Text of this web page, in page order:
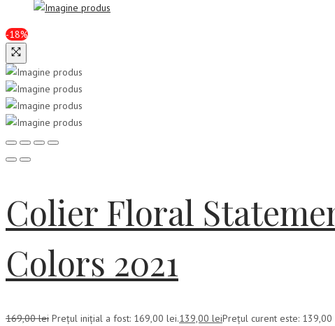
-18%
Colier Floral
Colors 2021
169,00lei Prețul inițial a fost: 169,00 lei.139,00 leiPrețul curent este: 139,00